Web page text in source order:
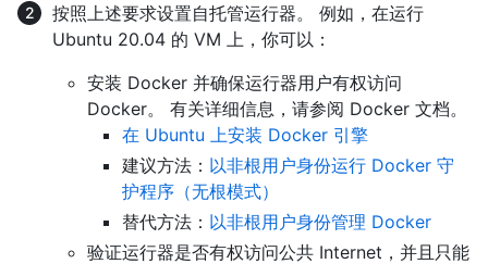
按照上述要求设置自托管运行器。 例如，在运行
Ubuntu 20.04 的 VM 上，你可以：
安装 Docker 并确保运行器用户有权访问
Docker。 有关详细信息，请参阅 Docker 文档。
在 Ubuntu 上安装 Docker 引擎
建议方法： 以非根用户身份运行 Docker 守
护程序（无根模式）
替代方法： 以非根用户身份管理 Docker
验证运行器是否有权访问公共 Internet，并且只能